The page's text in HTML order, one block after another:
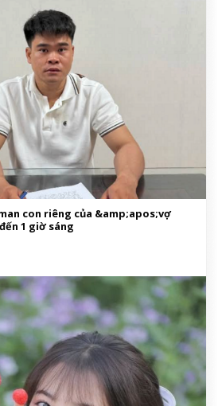
con riêng của &amp;apos;vợ
1 giờ sáng